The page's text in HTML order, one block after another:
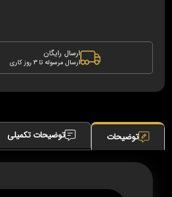
ارسال رایگان
ارسال مرسوله تا 3 روز کاری
توضیحات توضیحات تکمیلی